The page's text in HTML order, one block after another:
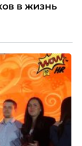
в жизнь